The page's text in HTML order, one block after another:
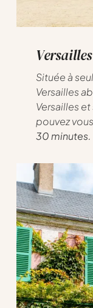
Versailles
Située à
Versailles
Versailles
pouvez
30 minutes.